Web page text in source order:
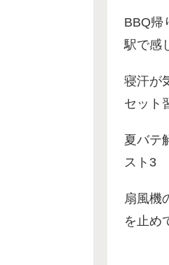
BBQ帰
駅で感
寝汗が
セット
夏バテ
スト3
扇風機
を止め